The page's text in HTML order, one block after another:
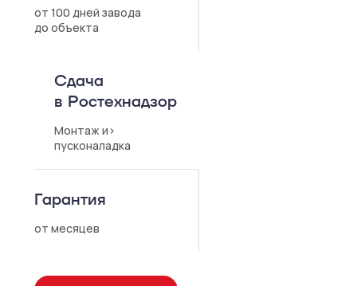
от 100 дней завода
до объекта
Сдача
в Ростехнадзор
Монтаж и>
пусконаладка
Гарантия
от месяцев